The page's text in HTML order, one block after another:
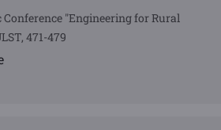
"Engineering for Rural
471-479